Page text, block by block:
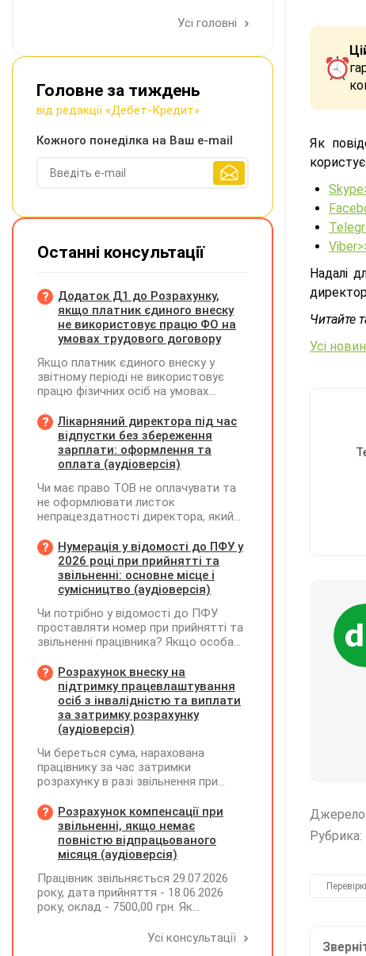
Як
Надалі
Читайте
Усі
Джерело:
Рубрика:
Усі головні
Головне за тиждень
від редакції «Дебет-Кредит»
Кожного понеділка на Ваш e-mail
Останні консультації
Додаток Д1 до Розрахунку,
якщо платник єдиного внеску
не використовує працю ФО на
умовах трудового договору
Якщо платник єдиного внеску у
звітному періоді не використовує
працю фізичних осіб на умовах
на інших умовах, передбачених
законодавством, Додаток Д1/
Додаток ФІЗ-Д1 за відповідний
період не подається
Лікарняний директора під час
відпустки без збереження
зарплати: оформлення та
оплата (аудіоверсія)
Чи має право ТОВ не оплачувати та
не оформлювати листок
непрацездатності директора, який
збереження заробітної плати під час
призупинення діяльності
підприємства?
Нумерація у відомості до ПФУ у
2026 році при прийнятті та
звільненні: основне місце і
сумісництво (аудіоверсія)
Чи потрібно у відомості до ПФУ
проставляти номер при прийнятті та
звільненні працівника? Якщо особа
місцем роботи та за сумісництвом,
чи рахується це як два роботодавці?
Розрахунок внеску на
підтримку працевлаштування
осіб з інвалідністю та виплати
за затримку розрахунку
(аудіоверсія)
Чи береться сума, нарахована
працівнику за час затримки
розрахунку в разі звільнення при
заробітної плати (винагороди), для
розрахунку внеску на підтримку
працевлаштування осіб з
інвалідністю?
Розрахунок компенсації при
звільненні, якщо немає
повністю відпрацьованого
місяця (аудіоверсія)
Працівник звільняється 29.07.2026
року, дата прийняття - 18.06.2026
року, оклад - 7500,00 грн. Як
невикористаних днів відпустки при
Усі консультації